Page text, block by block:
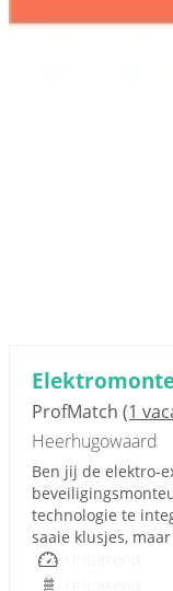
ProfMatch (1
Heerhugowaard
Ben jij de elektro-
technologie te
saaie klusjes,